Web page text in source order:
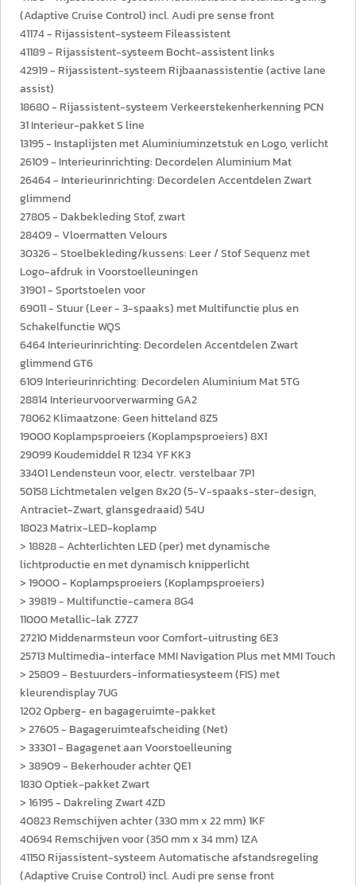
(Adaptive Cruise Control) incl. Audi pre sense front
41174 - Rijassistent-systeem Fileassistent
41189 - Rijassistent-systeem Bocht-assistent links
42919 - Rijassistent-systeem Rijbaanassistentie (active lane
assist)
18680 - Rijassistent-systeem Verkeerstekenherkenning PCN
31 Interieur-pakket S line
13195 - Instaplijsten met Aluminiuminzetstuk en Logo, verlicht
26109 - Interieurinrichting: Decordelen Aluminium Mat
26464 - Interieurinrichting: Decordelen Accentdelen Zwart
glimmend
27805 - Dakbekleding Stof, zwart
28409 - Vloermatten Velours
30326 - Stoelbekleding/kussens: Leer / Stof Sequenz met
Logo-afdruk in Voorstoelleuningen
31901 - Sportstoelen voor
69011 - Stuur (Leer - 3-spaaks) met Multifunctie plus en
Schakelfunctie WQS
6464 Interieurinrichting: Decordelen Accentdelen Zwart
glimmend GT6
6109 Interieurinrichting: Decordelen Aluminium Mat 5TG
28814 Interieurvoorverwarming GA2
78062 Klimaatzone: Geen hitteland 8Z5
19000 Koplampsproeiers (Koplampsproeiers) 8X1
29099 Koudemiddel R 1234 YF KK3
33401 Lendensteun voor, electr. verstelbaar 7P1
50158 Lichtmetalen velgen 8x20 (5-V-spaaks-ster-design,
Antraciet-Zwart, glansgedraaid) 54U
18023 Matrix-LED-koplamp
> 18828 - Achterlichten LED (per) met dynamische
lichtproductie en met dynamisch knipperlicht
> 19000 - Koplampsproeiers (Koplampsproeiers)
> 39819 - Multifunctie-camera 8G4
11000 Metallic-lak Z7Z7
27210 Middenarmsteun voor Comfort-uitrusting 6E3
25713 Multimedia-interface MMI Navigation Plus met MMI Touch
> 25809 - Bestuurders-informatiesysteem (FIS) met
kleurendisplay 7UG
1202 Opberg- en bagageruimte-pakket
> 27605 - Bagageruimteafscheiding (Net)
> 33301 - Bagagenet aan Voorstoelleuning
> 38909 - Bekerhouder achter QE1
1830 Optiek-pakket Zwart
> 16195 - Dakreling Zwart 4ZD
40823 Remschijven achter (330 mm x 22 mm) 1KF
40694 Remschijven voor (350 mm x 34 mm) 1ZA
41150 Rijassistent-systeem Automatische afstandsregeling
(Adaptive Cruise Control) incl. Audi pre sense front